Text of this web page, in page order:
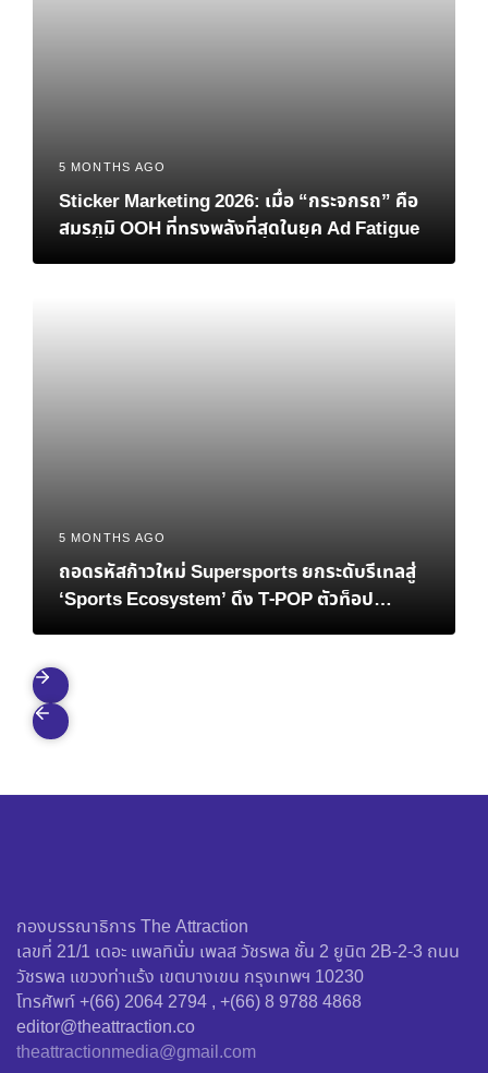
5 MONTHS AGO
Sticker Marketing 2026: เมื่อ “กระจกรถ” คือ
สมรภูมิ OOH ที่ทรงพลังที่สุดในยุค Ad Fatigue
5 MONTHS AGO
ถอดรหัสก้าวใหม่ Supersports ยกระดับรีเทลสู่
‘Sports Ecosystem’ ดึง T-POP ตัวท็อป
ATLAS ปลุกสปิริตคนยุคใหม่
กองบรรณาธิการ The Attraction
เลขที่ 21/1 เดอะ แพลทินั่ม เพลส วัชรพล ชั้น 2 ยูนิต 2B-2-3 ถนน
วัชรพล แขวงท่าแร้ง เขตบางเขน กรุงเทพฯ 10230
โทรศัพท์ +(66) 2064 2794 , +(66) 8 9788 4868
editor@theattraction.co
theattractionmedia@gmail.com